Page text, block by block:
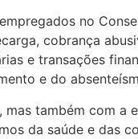
no
cobrança
e transações
e do
também com
da saúde e das